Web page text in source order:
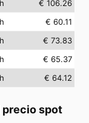
€ 106.26
€ 60.11
€ 73.83
€ 65.37
€ 64.12
precio spot